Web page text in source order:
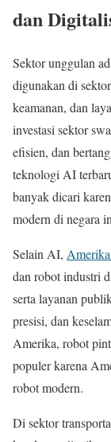
dan
Sektor unggulan
digunakan di
keamanan, dan
investasi sektor
efisien, dan
teknologi AI
banyak dicari
modern di negara
Selain AI,
dan robot industri
serta layanan
presisi, dan
Amerika, robot
populer karena
robot modern.
Di sektor